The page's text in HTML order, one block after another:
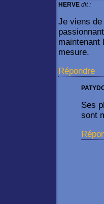
HERVE dit :
Je viens
maintenant
mesure.
Répondre
Ses
sont